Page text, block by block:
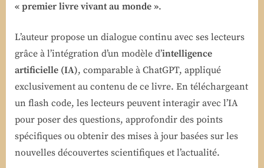
« premier livre vivant au monde ».
L’auteur propose un dialogue continu avec ses lecteurs
grâce à l’intégration d’un modèle d’intelligence
artificielle (IA), comparable à ChatGPT, appliqué
exclusivement au contenu de ce livre. En téléchargeant
un flash code, les lecteurs peuvent interagir avec l’IA
pour poser des questions, approfondir des points
spécifiques ou obtenir des mises à jour basées sur les
nouvelles découvertes scientifiques et l’actualité.